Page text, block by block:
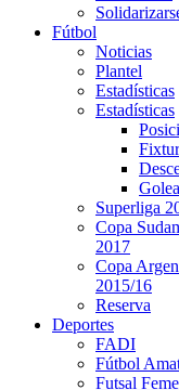
Fútbol
Noticias
Plantel
Estadísticas
Estadísticas
Superliga
Copa
2017
Copa
2015/16
Reserva
Deportes
FADI
Fútbol
Futsal